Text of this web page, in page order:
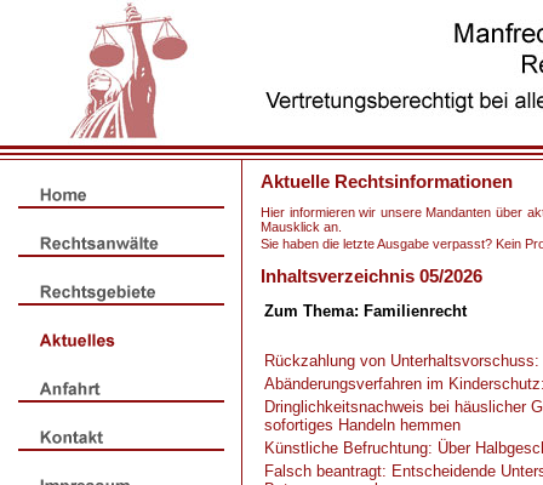
Aktuelle Rechtsinformationen
Hier informieren wir unsere Mandanten über
Mausklick an.
Sie haben die letzte Ausgabe verpasst? Kein
Inhaltsverzeichnis 05/2026
Zum Thema: Familienrecht
Rückzahlung von
Abänderungsverfahren im
Dringlichkeitsnachweis bei häuslicher
sofortiges Handeln hemmen
Künstliche Befruchtung: Über
Falsch beantragt: Entscheidende